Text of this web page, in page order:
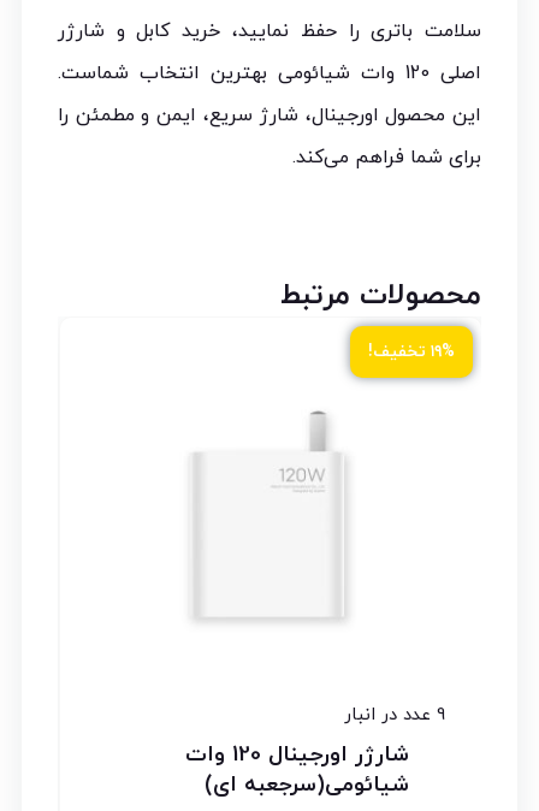
سلامت باتری را حفظ نمایید، خرید کابل و شارژر
اصلی 120 وات شیائومی بهترین انتخاب شماست.
این محصول اورجینال، شارژ سریع، ایمن و مطمئن را
برای شما فراهم می‌کند.
محصولات مرتبط
۱۹% تخفیف!
9 عدد در انبار
شارژر اورجینال 120 وات
شیائومی(سرجعبه ای)